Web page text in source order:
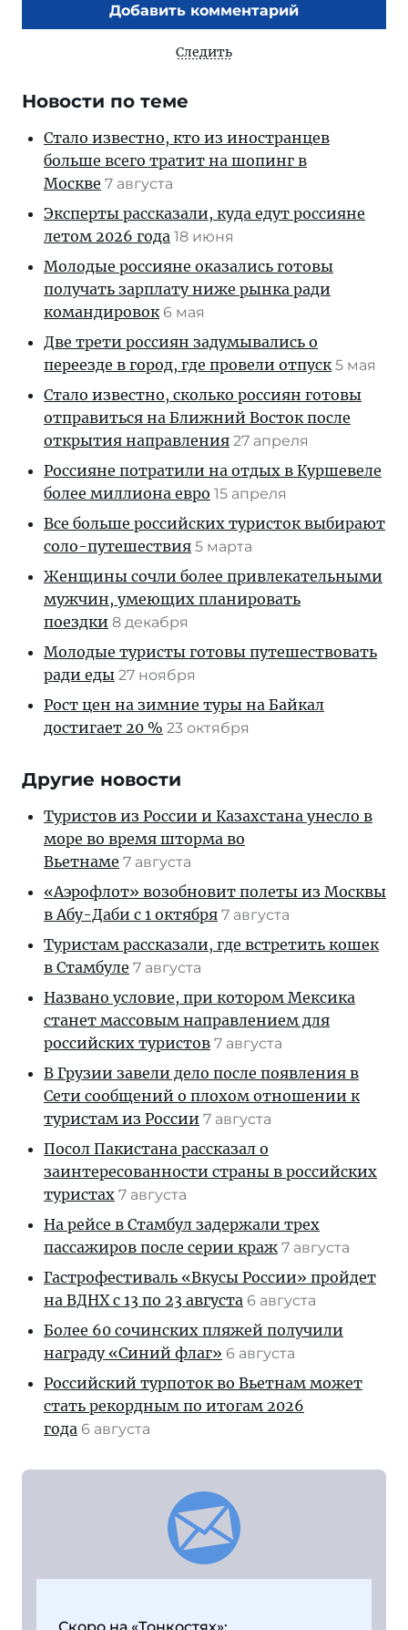
Добавить комментарий
Следить
Новости по теме
Стало известно, кто из иностранцев
больше всего тратит на шопинг в
Москве 7 августа
Эксперты рассказали, куда едут россияне
летом 2026 года 18 июня
Молодые россияне оказались готовы
получать зарплату ниже рынка ради
командировок 6 мая
Две трети россиян задумывались о
переезде в город, где провели отпуск 5 мая
Стало известно, сколько россиян готовы
отправиться на Ближний Восток после
открытия направления 27 апреля
Россияне потратили на отдых в Куршевеле
более миллиона евро 15 апреля
Все больше российских туристок выбирают
соло-путешествия 5 марта
Женщины сочли более привлекательными
мужчин, умеющих планировать
поездки 8 декабря
Молодые туристы готовы путешествовать
ради еды 27 ноября
Рост цен на зимние туры на Байкал
достигает 20 % 23 октября
Другие новости
Туристов из России и Казахстана унесло в
море во время шторма во
Вьетнаме 7 августа
«Аэрофлот» возобновит полеты из Москвы
в Абу-Даби с 1 октября 7 августа
Туристам рассказали, где встретить кошек
в Стамбуле 7 августа
Названо условие, при котором Мексика
станет массовым направлением для
российских туристов 7 августа
В Грузии завели дело после появления в
Сети сообщений о плохом отношении к
туристам из России 7 августа
Посол Пакистана рассказал о
заинтересованности страны в российских
туристах 7 августа
На рейсе в Стамбул задержали трех
пассажиров после серии краж 7 августа
Гастрофестиваль «Вкусы России» пройдет
на ВДНХ с 13 по 23 августа 6 августа
Более 60 сочинских пляжей получили
награду «Синий флаг» 6 августа
Российский турпоток во Вьетнам может
стать рекордным по итогам 2026
года 6 августа